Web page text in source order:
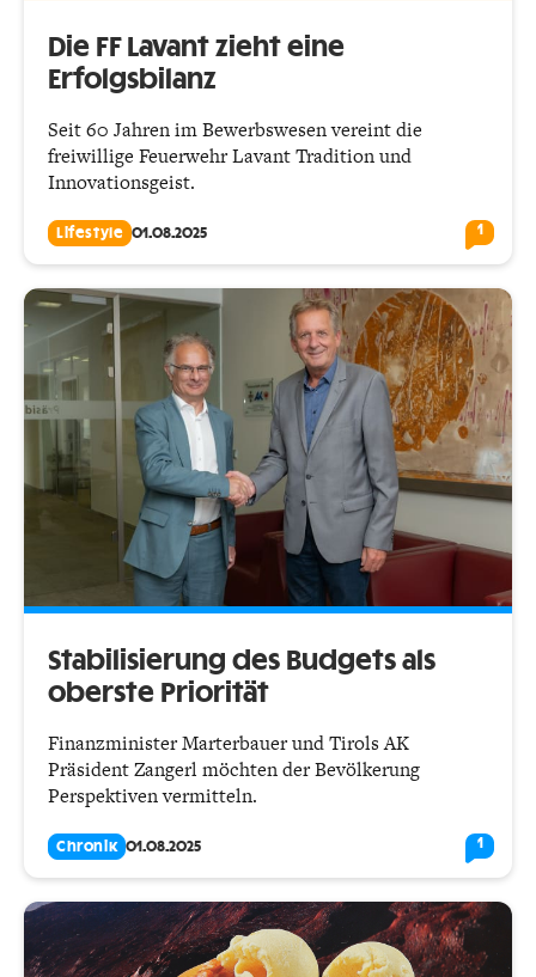
Die FF Lavant zieht eine
Erfolgsbilanz
Seit 60 Jahren im Bewerbswesen vereint die
freiwillige Feuerwehr Lavant Tradition und
Innovationsgeist.
Lifestyle 01.08.2025 1
Stabilisierung des Budgets als
oberste Priorität
Finanzminister Marterbauer und Tirols AK
Präsident Zangerl möchten der Bevölkerung
Perspektiven vermitteln.
Chronik 01.08.2025 1